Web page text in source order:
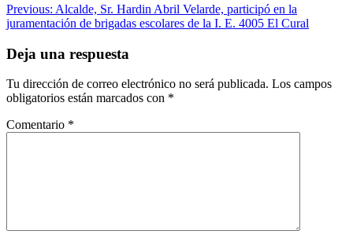
Navegación
de
entradas
Previous: Alcalde, Sr. Hardin Abril Velarde, participó en la
juramentación de brigadas escolares de la I. E. 4005 El Cural
Deja una respuesta
Tu dirección de correo electrónico no será publicada. Los campos
obligatorios están marcados con *
Comentario *